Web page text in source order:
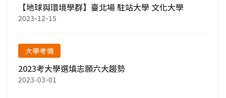
【地球與環境學群】臺北場 駐站大學 文化大學
2023-12-15
大學考情
2023考大學選填志願六大趨勢
2023-03-01